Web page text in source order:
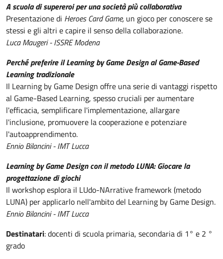
A scuola di supereroi per una società più collaborativa
Presentazione di Heroes Card Game, un gioco per conoscere se
stessi e gli altri e capire il senso della collaborazione.
Luca Maugeri - ISSRE Modena
Perché preferire il Learning by Game Design al Game-Based
Learning tradizionale
Il Learning by Game Design offre una serie di vantaggi rispetto
al Game-Based Learning, spesso cruciali per aumentare
l'efficacia, semplificare l'implementazione, allargare
l'inclusione, promuovere la cooperazione e potenziare
l'autoapprendimento.
Ennio Bilancini - IMT Lucca
Learning by Game Design con il metodo LUNA: Giocare la
progettazione di giochi
Il workshop esplora il LUdo-NArrative framework (metodo
LUNA) per applicarlo nell'ambito del Learning by Game Design.
Ennio Bilancini - IMT Lucca
Destinatari: docenti di scuola primaria, secondaria di 1° e 2 °
grado